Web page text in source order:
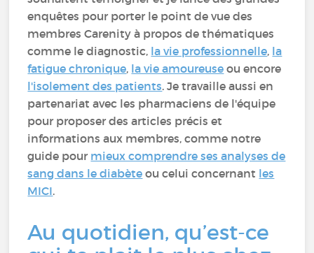
enquêtes pour porter le point de vue des
membres Carenity à propos de thématiques
comme le diagnostic, la vie professionnelle, la
fatigue chronique, la vie amoureuse ou encore
l'isolement des patients. Je travaille aussi en
partenariat avec les pharmaciens de l'équipe
pour proposer des articles précis et
informations aux membres, comme notre
guide pour mieux comprendre ses analyses de
sang dans le diabète ou celui concernant les
MICI.
Au quotidien, qu’est-ce